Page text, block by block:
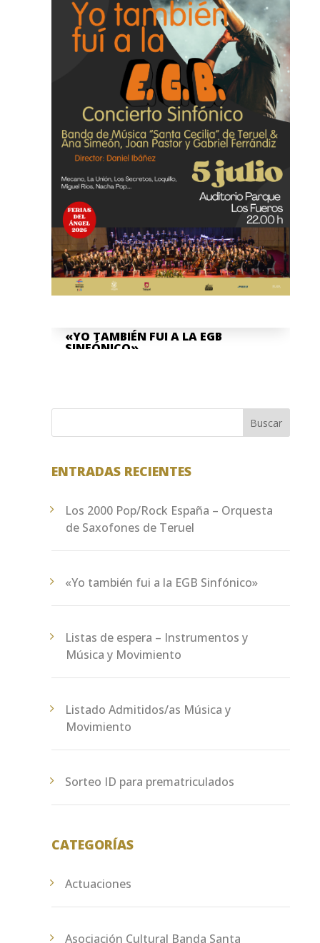
Cultural Banda de Música "Santa Cecilia"
de Teruel no para, y por ello queremos
invitaros, junto a la...
«YO TAMBIÉN FUI A LA EGB
SINFÓNICO»
Buscar
ENTRADAS RECIENTES
Los 2000 Pop/Rock España – Orquesta
de Saxofones de Teruel
«Yo también fui a la EGB Sinfónico»
Listas de espera – Instrumentos y
Música y Movimiento
Listado Admitidos/as Música y
Movimiento
Sorteo ID para prematriculados
CATEGORÍAS
Actuaciones
Asociación Cultural Banda Santa